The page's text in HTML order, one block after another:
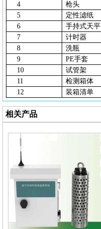
4
枪头
5
定性滤纸
6
手持式天平
7
计时器
8
洗瓶
9
PE手套
10
试管架
11
检测箱体
12
装箱清单
相关产品